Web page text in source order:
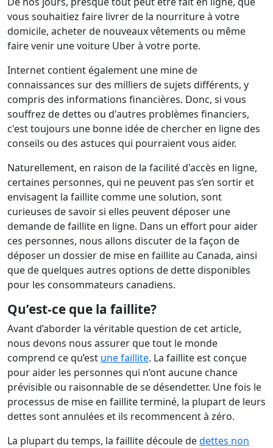
vous souhaitiez faire livrer de la nourriture à votre
domicile, acheter de nouveaux vêtements ou même
faire venir une voiture Uber à votre porte.
Internet contient également une mine de
connaissances sur des milliers de sujets différents, y
compris des informations financières. Donc, si vous
souffrez de dettes ou d'autres problèmes financiers,
c'est toujours une bonne idée de chercher en ligne des
conseils ou des astuces qui pourraient vous aider.
Naturellement, en raison de la facilité d'accès en ligne,
certaines personnes, qui ne peuvent pas s’en sortir et
envisagent la faillite comme une solution, sont
curieuses de savoir si elles peuvent déposer une
demande de faillite en ligne. Dans un effort pour aider
ces personnes, nous allons discuter de la façon de
déposer un dossier de mise en faillite au Canada, ainsi
que de quelques autres options de dette disponibles
pour les consommateurs canadiens.
Qu’est-ce que la faillite?
Avant d’aborder la véritable question de cet article,
nous devons nous assurer que tout le monde
comprend ce qu’est une faillite. La faillite est conçue
pour aider les personnes qui n’ont aucune chance
prévisible ou raisonnable de se désendetter. Une fois le
processus de mise en faillite terminé, la plupart de leurs
dettes sont annulées et ils recommencent à zéro.
La plupart du temps, la faillite découle dedettes non